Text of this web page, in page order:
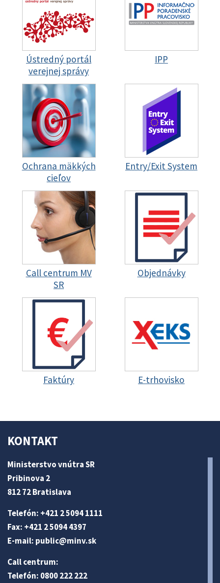
Ústredný portál
verejnej správy
IPP
Ochrana mäkkých
cieľov
Entry/Exit System
Call centrum MV
SR
Objednávky
Faktúry E-trhovisko
KONTAKT
Ministerstvo vnútra SR
Pribinova 2
812 72 Bratislava
Telefón: +421 2 5094 1111
Fax: +421 2 5094 4397
E-mail: public@minv.sk
Call centrum:
Telefón: 0800 222 222